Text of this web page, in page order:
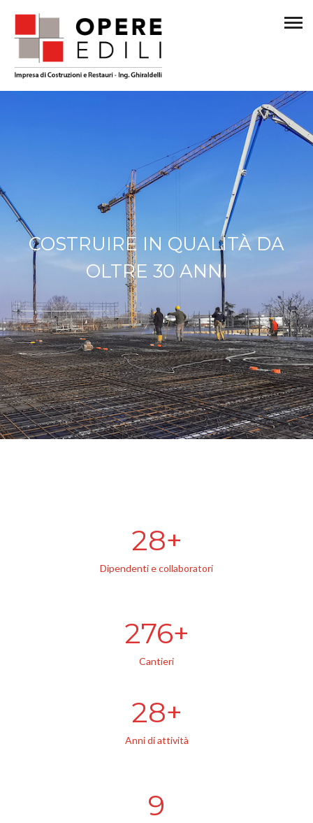
COSTRUIRE IN QUALITÀ DA
OLTRE 30 ANNI
30
Dipendenti e collaboratori
300
Cantieri
30
Anni di attività
10